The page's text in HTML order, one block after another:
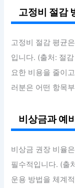
고정비 절감
고정비 절감 평균
입니다. (출처: 절
요한 비용을 줄이
러분은 어떤 항목
비상금과 예
비상금 권장 비율
필수적입니다. (출
운용 방법을 체계